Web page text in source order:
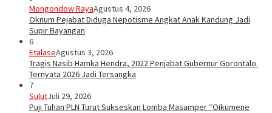
Mongondow RayaAgustus 4, 2026
Oknum Pejabat Diduga Nepotisme Angkat Anak Kandung Jadi
Supir Bayangan
6
EtalaseAgustus 3, 2026
Tragis Nasib Hamka Hendra, 2022 Penjabat Gubernur Gorontalo.
Ternyata 2026 Jadi Tersangka
7
SulutJuli 29, 2026
Puji Tuhan PLN Turut Sukseskan Lomba Masamper “Oikumene